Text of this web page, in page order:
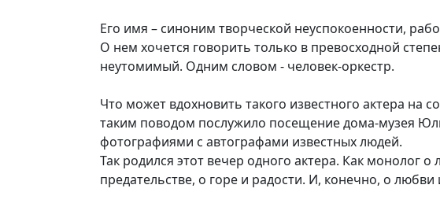
Его имя – синоним творческой неуспокоенности,
О нем хочется говорить только в превосходной
неутомимый. Одним словом - человек-оркестр.
Что может вдохновить такого известного актера на
таким поводом послужило посещение дома-музея
фотографиями с автографами известных людей.
Так родился этот вечер одного актера. Как монолог
предательстве, о горе и радости. И, конечно, о любви